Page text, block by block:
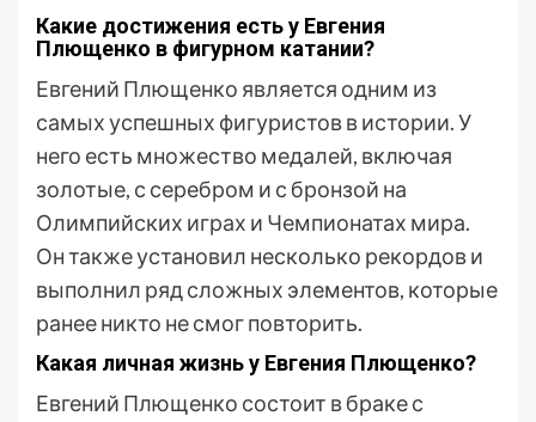
Какие достижения есть у Евгения
Плющенко в фигурном катании?
Евгений Плющенко является одним из
самых успешных фигуристов в истории. У
него есть множество медалей, включая
золотые, с серебром и с бронзой на
Олимпийских играх и Чемпионатах мира.
Он также установил несколько рекордов и
выполнил ряд сложных элементов, которые
ранее никто не смог повторить.
Какая личная жизнь у Евгения Плющенко?
Евгений Плющенко состоит в браке с